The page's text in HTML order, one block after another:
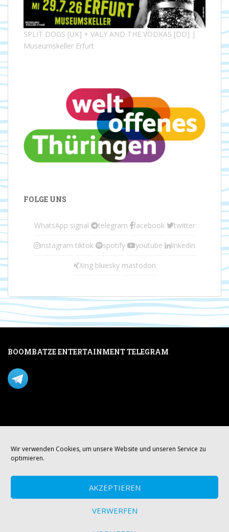
Wir verwenden Cookies, um unsere Website und unseren Service zu
optimieren.
AKZEPTIEREN
VERWERFEN
SPLIT DOGS [UK] + VALY AND THE VODKAS [DD] |
Museumskeller Erfurt
FOLGE UNS
WhatsApp signal telegram facebook twitter
instagram tiktok spotify youtube linkedin
Xing bluesky mastodon
BOOMBATZE ENTERTAINMENT TELEGRAM